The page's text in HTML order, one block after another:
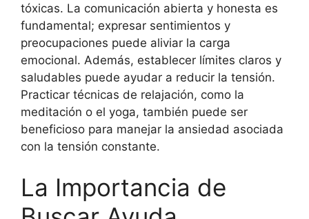
tóxicas. La comunicación abierta y honesta es
fundamental; expresar sentimientos y
preocupaciones puede aliviar la carga
emocional. Además, establecer límites claros y
saludables puede ayudar a reducir la tensión.
Practicar técnicas de relajación, como la
meditación o el yoga, también puede ser
beneficioso para manejar la ansiedad asociada
con la tensión constante.
La Importancia de